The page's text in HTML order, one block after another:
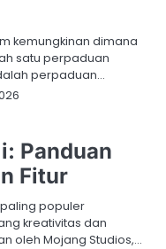
kemungkinan dimana
satu perpaduan
perpaduan…
Panduan
Fitur
populer
kreativitas dan
oleh Mojang Studios,…